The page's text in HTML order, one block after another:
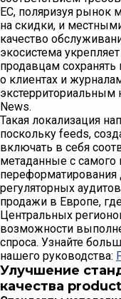
ЕС, поляризуя
на скидки, и
качество
экосистема
продавцам
о клиентах и
экстерриториальным
News.
Такая локализация
поскольку feeds,
включать в себя
метаданные с самого
переформатирования
регуляторных
продажи в Европе,
Центральных
возможности
спроса. Узнайте
нашего руководства:
Улучшение
качества